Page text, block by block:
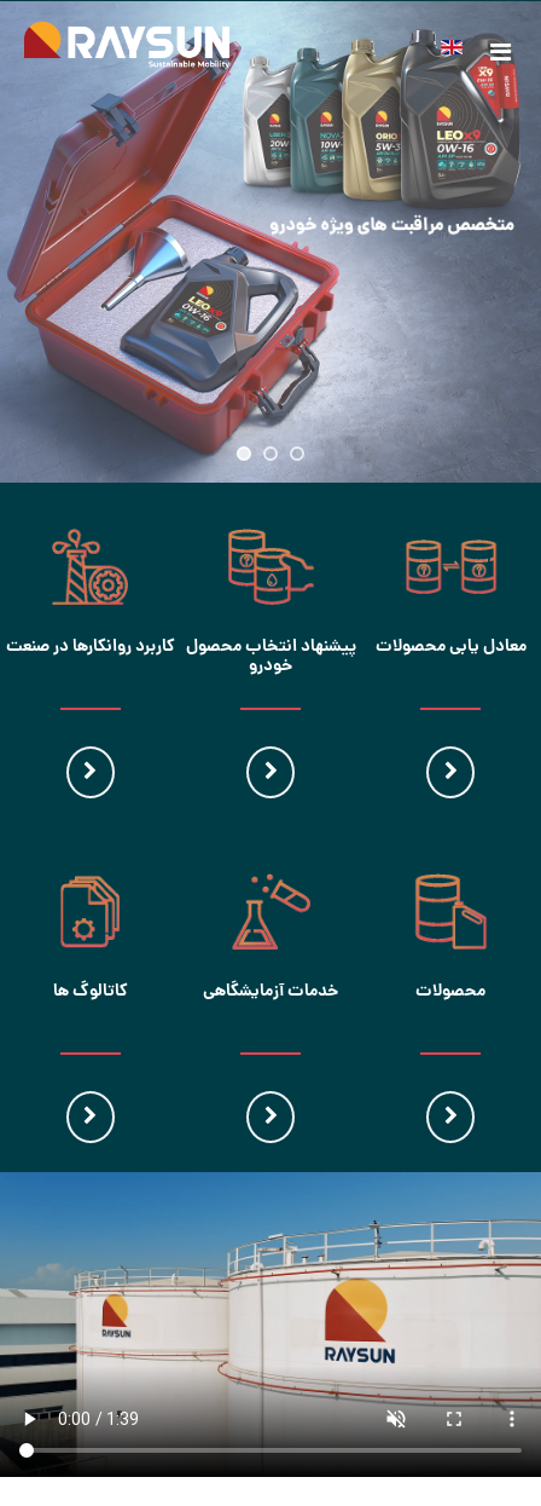
معادل یابی محصولات پیشنهاد انتخاب محصول
خودرو
کاربرد روانکارها در صنعت
محصولات خدمات آزمایشگاهی کاتالوگ ها